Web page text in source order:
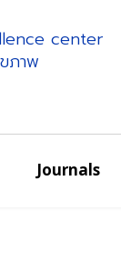
center
ภาพ
Journals